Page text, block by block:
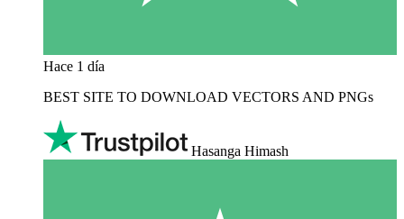
Hace 1 día
BEST SITE TO DOWNLOAD VECTORS AND PNGs
Hasanga Himash